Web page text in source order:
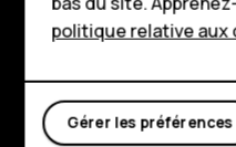
Boutique
Planet and people
Assistance
FacebookInstagram
Tiktok
politique relative aux
Gérer les préférences